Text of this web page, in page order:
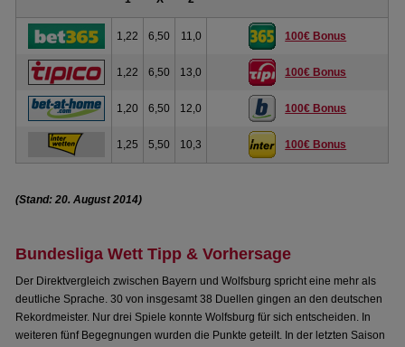
1,22 6,50 11,0 100€ Bonus
1,22 6,50 13,0 100€ Bonus
1,20 6,50 12,0 100€ Bonus
1,25 5,50 10,3 100€ Bonus
(Stand: 20. August 2014)
Bundesliga Wett Tipp & Vorhersage
Der Direktvergleich zwischen Bayern und Wolfsburg spricht eine mehr als
deutliche Sprache. 30 von insgesamt 38 Duellen gingen an den deutschen
Rekordmeister. Nur drei Spiele konnte Wolfsburg für sich entscheiden. In
weiteren fünf Begegnungen wurden die Punkte geteilt. In der letzten Saison